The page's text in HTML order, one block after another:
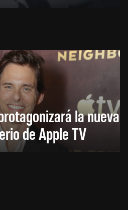
la nueva
de Apple TV